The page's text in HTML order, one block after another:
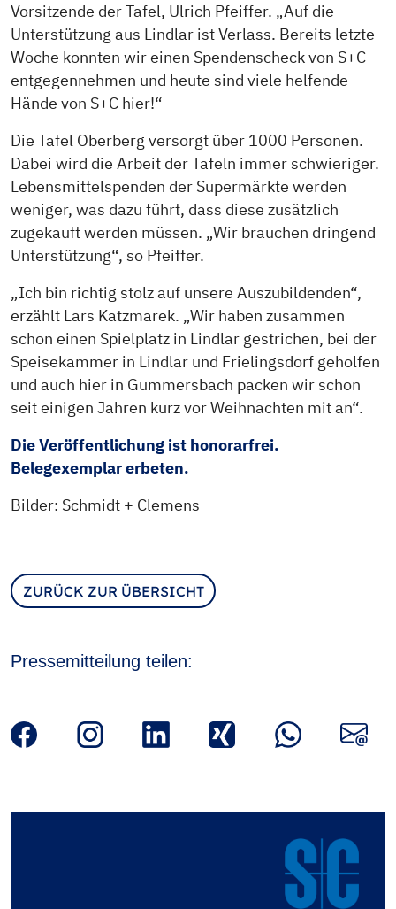
Vorsitzende der Tafel, Ulrich Pfeiffer. „Auf die
Unterstützung aus Lindlar ist Verlass. Bereits letzte
Woche konnten wir einen Spendenscheck von S+C
entgegennehmen und heute sind viele helfende
Hände von S+C hier!“
Die Tafel Oberberg versorgt über 1000 Personen.
Dabei wird die Arbeit der Tafeln immer schwieriger.
Lebensmittelspenden der Supermärkte werden
weniger, was dazu führt, dass diese zusätzlich
zugekauft werden müssen. „Wir brauchen dringend
Unterstützung“, so Pfeiffer.
„Ich bin richtig stolz auf unsere Auszubildenden“,
erzählt Lars Katzmarek. „Wir haben zusammen
schon einen Spielplatz in Lindlar gestrichen, bei der
Speisekammer in Lindlar und Frielingsdorf geholfen
und auch hier in Gummersbach packen wir schon
seit einigen Jahren kurz vor Weihnachten mit an“.
Die Veröffentlichung ist honorarfrei.
Belegexemplar erbeten.
Bilder: Schmidt + Clemens
ZURÜCK ZUR ÜBERSICHT
Pressemitteilung teilen: